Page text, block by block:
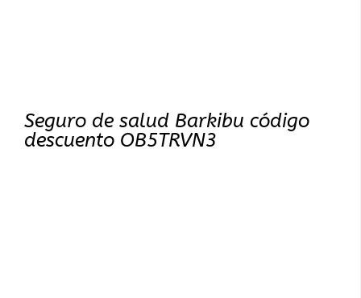
Seguro de salud Barkibu código
descuento OB5TRVN3